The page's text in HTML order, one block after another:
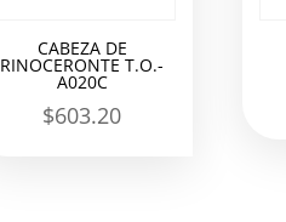
CABEZA DE
RINOCERONTE T.O.-
A020C
$603.20